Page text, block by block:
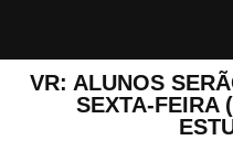
VR: ALUNOS
SEXTA-FEIRA